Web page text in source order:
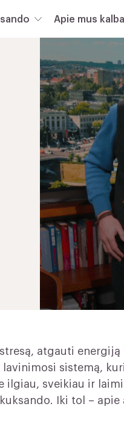
Apie mus kalba
atgauti
sistemą,
ilgiau, sveikiau ir
Iki tol –